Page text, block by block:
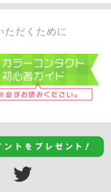
ただくために